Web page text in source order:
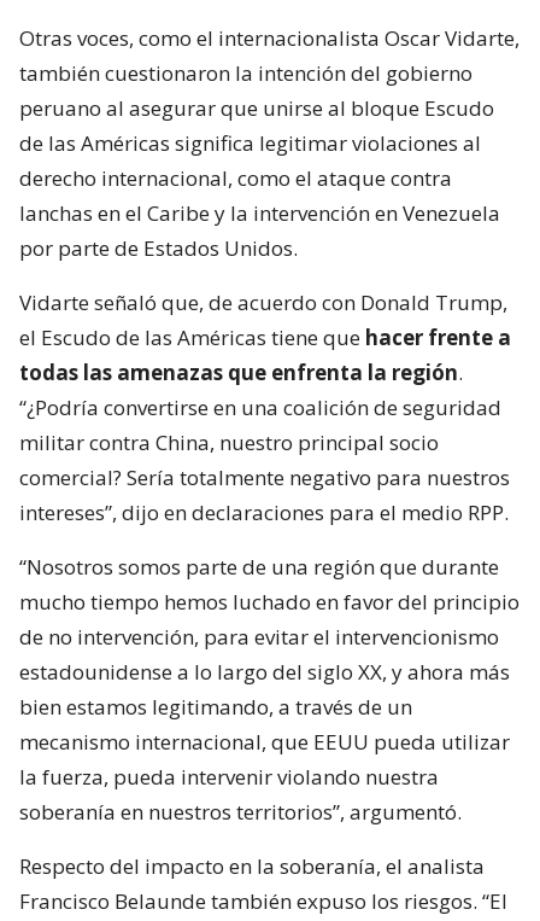
Otras voces, como el internacionalista Oscar Vidarte,
también cuestionaron la intención del gobierno
peruano al asegurar que unirse al bloque Escudo
de las Américas significa legitimar violaciones al
derecho internacional, como el ataque contra
lanchas en el Caribe y la intervención en Venezuela
por parte de Estados Unidos.
Vidarte señaló que, de acuerdo con Donald Trump,
el Escudo de las Américas tiene que hacer frente a
todas las amenazas que enfrenta la región.
“¿Podría convertirse en una coalición de seguridad
militar contra China, nuestro principal socio
comercial? Sería totalmente negativo para nuestros
intereses”, dijo en declaraciones para el medio RPP.
“Nosotros somos parte de una región que durante
mucho tiempo hemos luchado en favor del principio
de no intervención, para evitar el intervencionismo
estadounidense a lo largo del siglo XX, y ahora más
bien estamos legitimando, a través de un
mecanismo internacional, que EEUU pueda utilizar
la fuerza, pueda intervenir violando nuestra
soberanía en nuestros territorios”, argumentó.
Respecto del impacto en la soberanía, el analista
Francisco Belaunde también expuso los riesgos. “El